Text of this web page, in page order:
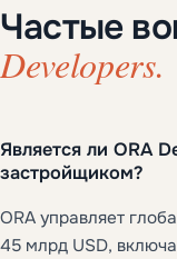
Частые
Developers.
Является ли ORA
застройщиком?
ORA управляет
45 млрд USD,